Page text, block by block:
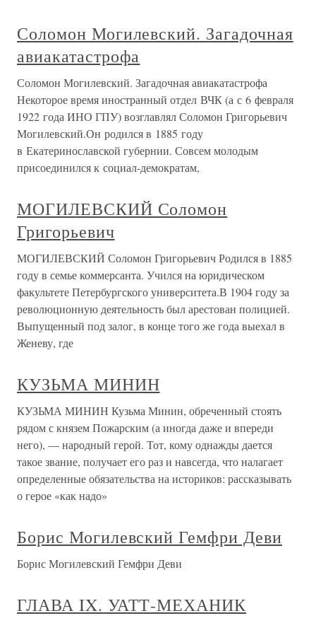
Соломон Могилевский. Загадочная
авиакатастрофа
Соломон Могилевский. Загадочная авиакатастрофа
Некоторое время иностранный отдел ВЧК (а с 6 февраля
1922 года ИНО ГПУ) возглавлял Соломон Григорьевич
Могилевский.Он родился в 1885 году
в Екатеринославской губернии. Совсем молодым
присоединился к социал-демократам,
МОГИЛЕВСКИЙ Соломон
Григорьевич
МОГИЛЕВСКИЙ Соломон Григорьевич Родился в 1885
году в семье коммерсанта. Учился на юридическом
факультете Петербургского университета.В 1904 году за
революционную деятельность был арестован полицией.
Выпущенный под залог, в конце того же года выехал в
Женеву, где
КУЗЬМА МИНИН
КУЗЬМА МИНИН Кузьма Минин, обреченный стоять
рядом с князем Пожарским (а иногда даже и впереди
него), — народный герой. Тот, кому однажды дается
такое звание, получает его раз и навсегда, что налагает
определенные обязательства на историков: рассказывать
о герое «как надо»
Борис Могилевский Гемфри Деви
Борис Могилевский Гемфри Деви
ГЛАВА IX. УАТТ-МЕХАНИК